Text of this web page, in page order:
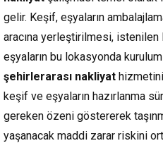
gelir. Keşif, eşyaların
aracına yerleştirilmesi,
eşyaların bu lokasyonda
şehirlerarası nakliyat
keşif ve eşyaların hazırlanma
gereken özeni göstererek
yaşanacak maddi zarar riskini